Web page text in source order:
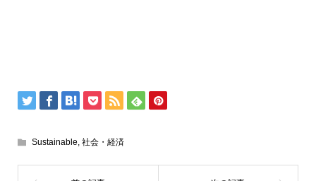
Sustainable 社会・経済